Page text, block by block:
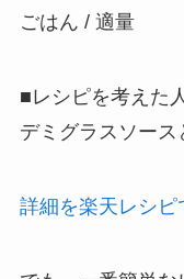
ごはん / 適量
■レシピを考えた
デミグラスソース
詳細を楽天レシピ